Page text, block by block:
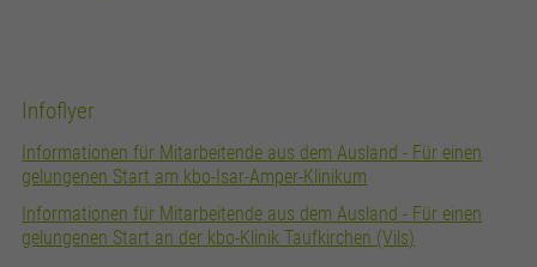
Infoflyer
Informationen für Mitarbeitende aus dem Ausland - Für einen
gelungenen Start am kbo-Isar-Amper-Klinikum
Informationen für Mitarbeitende aus dem Ausland - Für einen
gelungenen Start an der kbo-Klinik Taufkirchen (Vils)